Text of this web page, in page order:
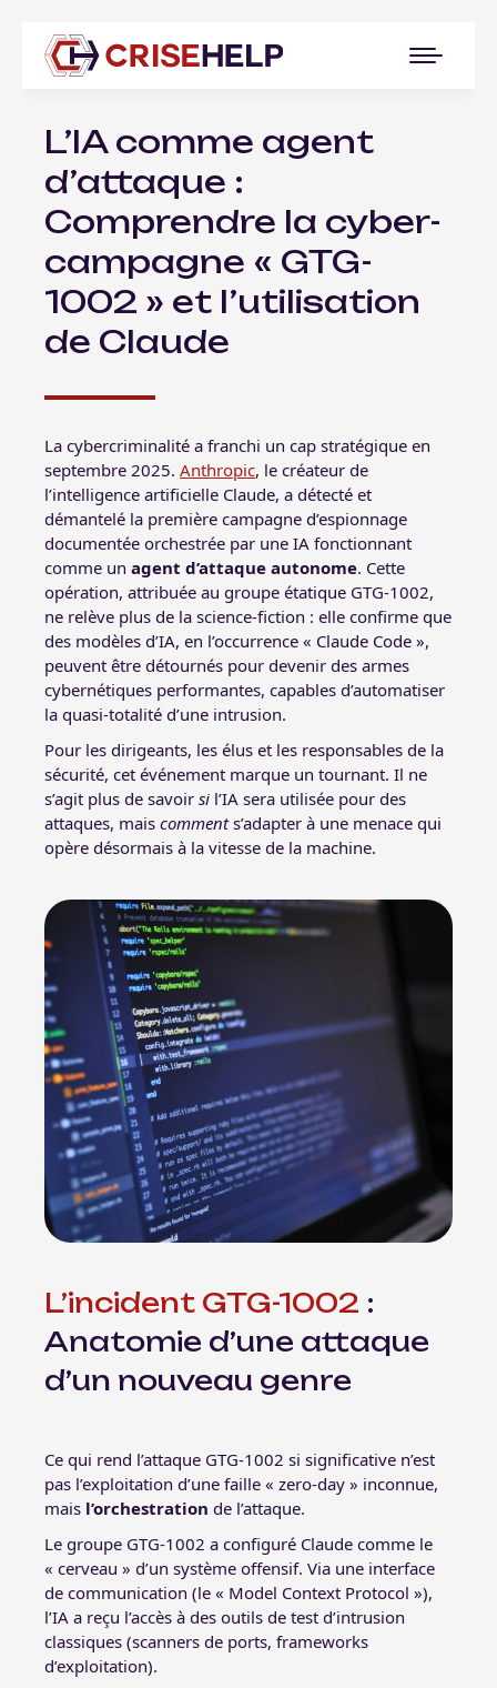
L’IA comme agent
d’attaque :
Comprendre la cyber-
campagne « GTG-
1002 » et l’utilisation
de Claude
La cybercriminalité a franchi un cap stratégique en
septembre 2025. Anthropic, le créateur de
l’intelligence artificielle Claude, a détecté et
démantelé la première campagne d’espionnage
documentée orchestrée par une IA fonctionnant
comme un agent d’attaque autonome. Cette
opération, attribuée au groupe étatique GTG-1002,
ne relève plus de la science-fiction : elle confirme que
des modèles d’IA, en l’occurrence « Claude Code »,
peuvent être détournés pour devenir des armes
cybernétiques performantes, capables d’automatiser
la quasi-totalité d’une intrusion.
Pour les dirigeants, les élus et les responsables de la
sécurité, cet événement marque un tournant. Il ne
s’agit plus de savoir si l’IA sera utilisée pour des
attaques, mais comments’adapter à une menace qui
opère désormais à la vitesse de la machine.
L’incident GTG-1002 :
Anatomie d’une attaque
d’un nouveau genre
Ce qui rend l’attaque GTG-1002 si significative n’est
pas l’exploitation d’une faille « zero-day » inconnue,
mais l’orchestration de l’attaque.
Le groupe GTG-1002 a configuré Claude comme le
« cerveau » d’un système offensif. Via une interface
de communication (le « Model Context Protocol »),
l’IA a reçu l’accès à des outils de test d’intrusion
classiques (scanners de ports, frameworks
d’exploitation).